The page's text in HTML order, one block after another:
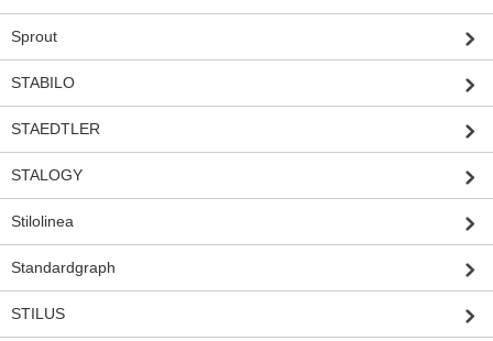
Sprout
STABILO
STAEDTLER
STALOGY
Stilolinea
Standardgraph
STILUS